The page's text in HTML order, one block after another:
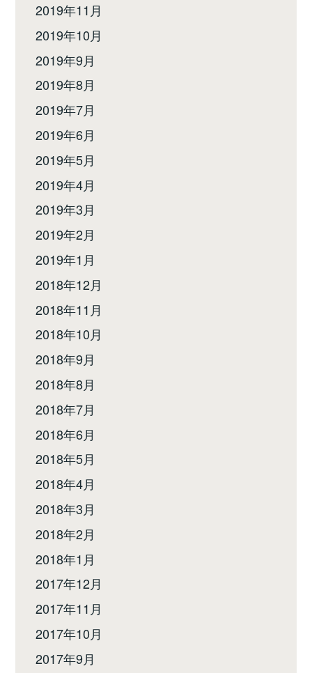
2019年11月
2019年10月
2019年9月
2019年8月
2019年7月
2019年6月
2019年5月
2019年4月
2019年3月
2019年2月
2019年1月
2018年12月
2018年11月
2018年10月
2018年9月
2018年8月
2018年7月
2018年6月
2018年5月
2018年4月
2018年3月
2018年2月
2018年1月
2017年12月
2017年11月
2017年10月
2017年9月